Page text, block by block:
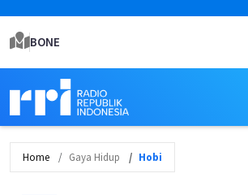
BONE
Home Gaya Hidup Hobi